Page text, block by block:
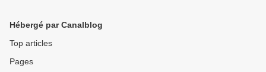
Hébergé par Canalblog
Top articles
Pages